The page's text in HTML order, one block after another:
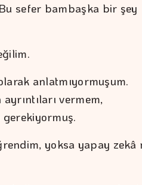
sefer bambaşka bir şey
anlatmıyormuşum.
vermem,
yoksa yapay zekâ